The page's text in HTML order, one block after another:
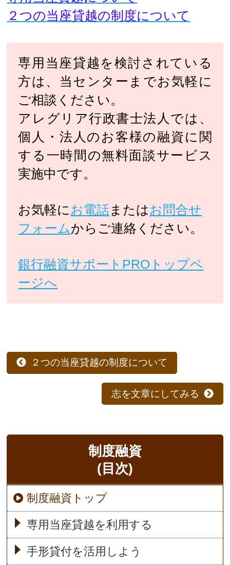
２つの当座貸越の制度について
専用当座貸越を検討されている
方は、当センターまでお気軽に
ご相談ください。
アレグリア行政書士法人では、
個人・法人のお客様の融資に関
する一時間の無料面談サービス
実施中です。
お気軽に お電話またはお問合せ
フォームからご連絡ください。
銀行融資サポートPROトップペ
ージへ
２つの当座貸越の制度について
志を文章にしてみる
制度融資
(目次)
制度融資トップ
専用当座貸越を利用する
手形貸付を活用しよう